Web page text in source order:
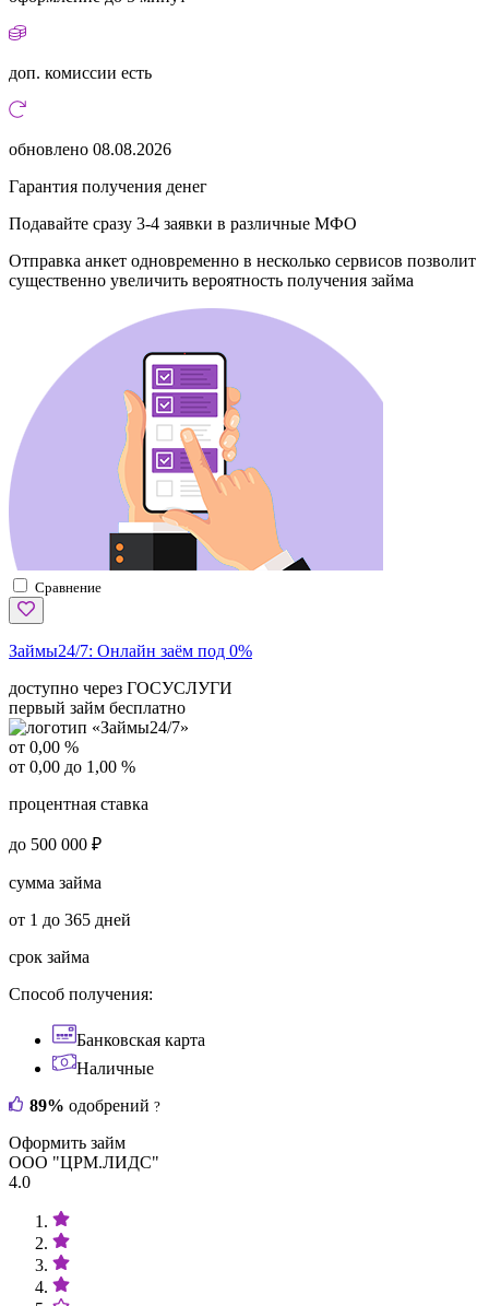
доп. комиссии есть
обновлено 08.08.2026
Гарантия получения денег
Подавайте сразу 3-4 заявки в различные МФО
Отправка анкет одновременно в несколько сервисов позволит
существенно увеличить вероятность получения займа
Сравнение
Займы24/7: Онлайн заём под 0%
доступно через ГОСУСЛУГИ
первый займ бесплатно
от 0,00 %
от 0,00 до 1,00 %
процентная ставка
до 500 000 ₽
сумма займа
от 1 до 365 дней
срок займа
Способ получения:
Банковская карта
Наличные
89% одобрений ?
Оформить займ
ООО "ЦРМ.ЛИДС"
4.0